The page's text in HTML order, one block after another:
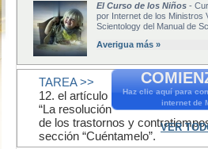
El Curso de los Niños -
por Internet de los Ministros
Scientology del Manual de
Averigua más »
Haz clic aquí para
internet de
VER
TAREA >>
12. el artículo
“La resolución
de los trastornos y
sección “Cuéntamelo”.